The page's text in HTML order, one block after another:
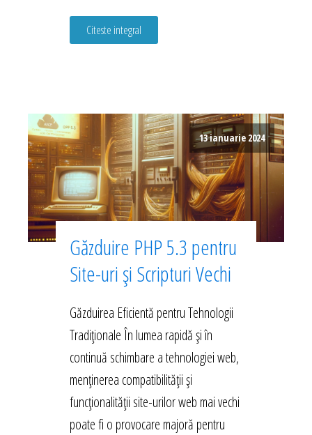
Citeste integral
13 ianuarie 2024
Găzduire PHP 5.3 pentru
Site-uri și Scripturi Vechi
Găzduirea Eficientă pentru Tehnologii
Tradiționale În lumea rapidă și în
continuă schimbare a tehnologiei web,
menținerea compatibilității și
funcționalității site-urilor web mai vechi
poate fi o provocare majoră pentru